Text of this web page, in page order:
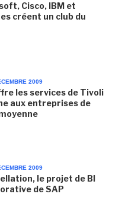
Cisco, IBM et
créent un club du
2009
les services de Tivoli
aux entreprises de
2009
le projet de BI
de SAP